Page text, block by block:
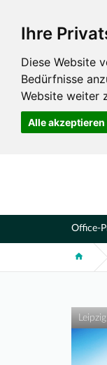
Ihre
Diese Website
Bedürfnisse
Website weiter
Alle akzeptieren
Office-
Leipzig